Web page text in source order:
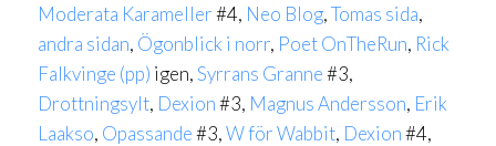
Moderata Karameller#4, Neo Blog,Tomas sida,
andra sidan, Ögonblick i norr, Poet OnTheRun, Rick
Falkvinge (pp) igen,Syrrans Granne#3,
Drottningsylt, Dexion#3, Magnus Andersson, Erik
Laakso, Opassande#3,W för Wabbit, Dexion#4,